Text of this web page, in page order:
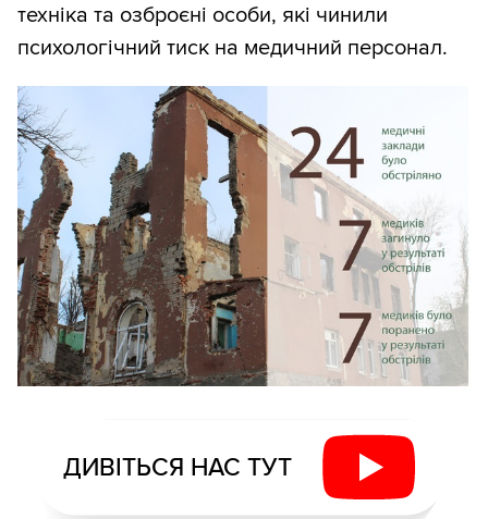
техніка та озброєні особи, які чинили
психологічний тиск на медичний персонал.
ДИВІТЬСЯ НАС ТУТ